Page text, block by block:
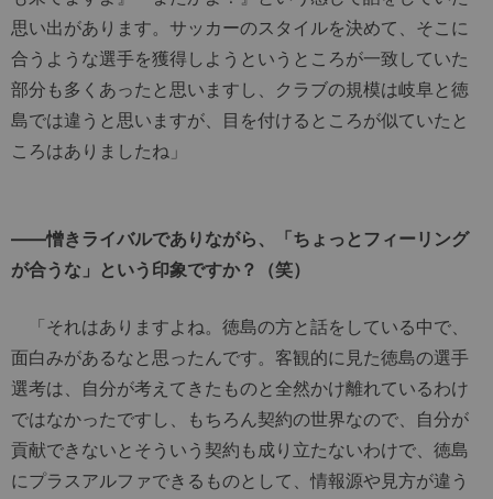
思い出があります。サッカーのスタイルを決めて、そこに
合うような選手を獲得しようというところが一致していた
部分も多くあったと思いますし、クラブの規模は岐阜と徳
島では違うと思いますが、目を付けるところが似ていたと
ころはありましたね」
――憎きライバルでありながら、「ちょっとフィーリング
が合うな」という印象ですか？（笑）
「それはありますよね。徳島の方と話をしている中で、
面白みがあるなと思ったんです。客観的に見た徳島の選手
選考は、自分が考えてきたものと全然かけ離れているわけ
ではなかったですし、もちろん契約の世界なので、自分が
貢献できないとそういう契約も成り立たないわけで、徳島
にプラスアルファできるものとして、情報源や見方が違う